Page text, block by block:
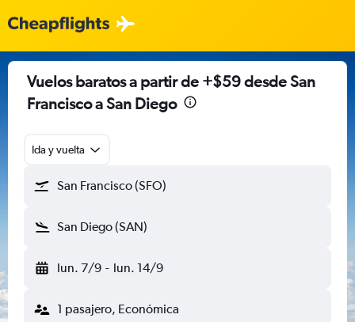
Vuelos baratos a partir de +$59 desde San
Francisco a San Diego
Ida y vuelta
San Francisco (SFO)
San Diego (SAN)
lun. 7/9 - lun. 14/9
1 pasajero, Económica